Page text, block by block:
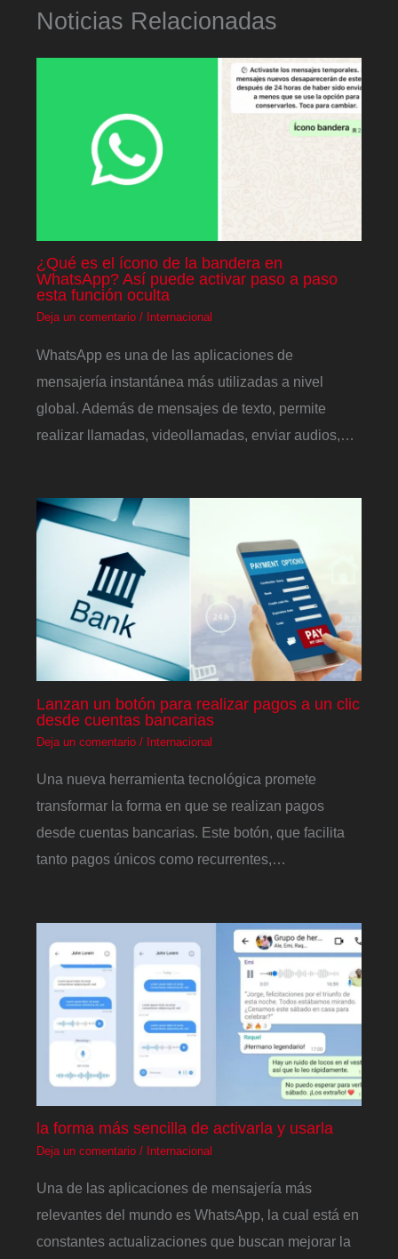
Noticias Relacionadas
¿Qué es el ícono de la bandera en
WhatsApp? Así puede activar paso a paso
esta función oculta
Deja un comentario / Internacional
WhatsApp es una de las aplicaciones de
mensajería instantánea más utilizadas a nivel
global. Además de mensajes de texto, permite
realizar llamadas, videollamadas, enviar audios,…
Lanzan un botón para realizar pagos a un clic
desde cuentas bancarias
Deja un comentario / Internacional
Una nueva herramienta tecnológica promete
transformar la forma en que se realizan pagos
desde cuentas bancarias. Este botón, que facilita
tanto pagos únicos como recurrentes,…
la forma más sencilla de activarla y usarla
Deja un comentario / Internacional
Una de las aplicaciones de mensajería más
relevantes del mundo es WhatsApp, la cual está en
constantes actualizaciones que buscan mejorar la